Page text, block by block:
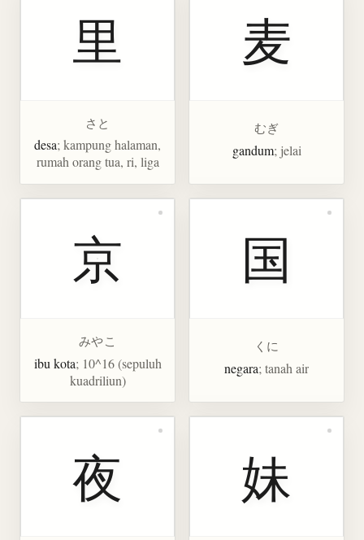
里
さと
desa; kampung halaman,
rumah orang tua, ri, liga
麦
むぎ
gandum; jelai
京
みやこ
ibu kota; 10^16 (sepuluh
kuadriliun)
国
くに
negara; tanah air
夜 妹